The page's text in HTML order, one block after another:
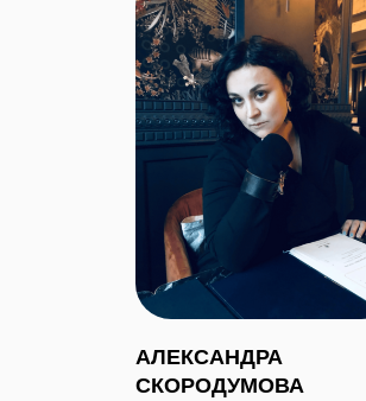
АЛЕКСАНДРА
СКОРОДУМОВА